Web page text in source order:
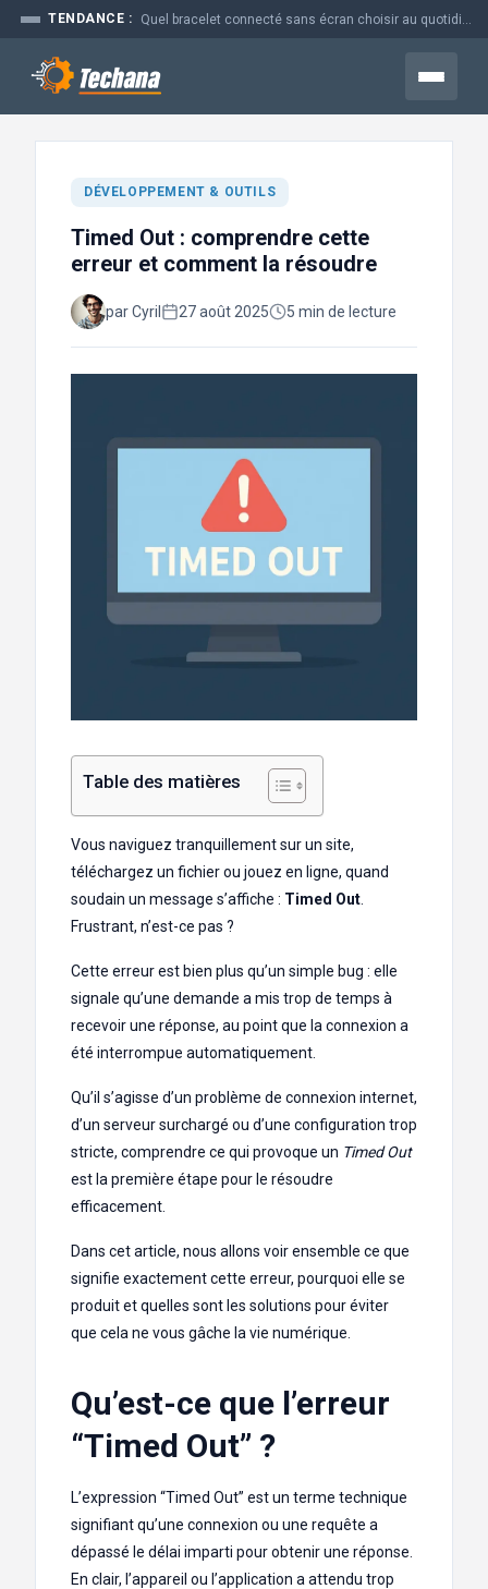
Aller
contenu
TENDANCE :
Menu
DÉVELOPPEMENT & OUTILS
Timed Out : comprendre cette
erreur et comment la résoudre
par Cyril 27 août 2025 5 min de lecture
Table des matières
Vous naviguez tranquillement sur un site,
téléchargez un fichier ou jouez en ligne, quand
soudain un message s’affiche : Timed Out
Frustrant, n’est-ce pas ?
Cette erreur est bien plus qu’un simple bug : elle
signale qu’une demande a mis trop de temps à
recevoir une réponse, au point que la connexion a
été interrompue automatiquement.
Qu’il s’agisse d’un problème de connexion internet,
d’un serveur surchargé ou d’une configuration trop
stricte, comprendre ce qui provoque un Timed Out
est la première étape pour le résoudre
efficacement.
Dans cet article, nous allons voir ensemble ce que
signifie exactement cette erreur, pourquoi elle se
produit et quelles sont les solutions pour éviter
que cela ne vous gâche la vie numérique.
Qu’est-ce que l’erreur
“Timed Out” ?
L’expression “Timed Out” est un terme technique
signifiant qu’une connexion ou une requête a
dépassé le délai imparti pour obtenir une réponse.
En clair, l’appareil ou l’application a attendu trop